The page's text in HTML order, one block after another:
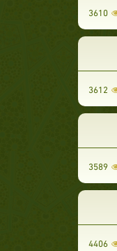
3610
3612
3589
4406